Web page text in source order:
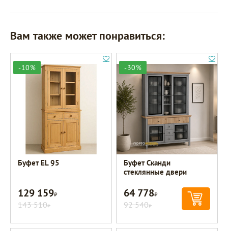
Вам также может понравиться:
-10%
Буфет EL 95
129 159Р
143 510Р
-30%
Буфет Сканди
стеклянные двери
64 778Р
92 540Р